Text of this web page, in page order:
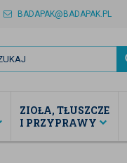
BADAPAK@BADAPAK.PL
ZIOŁA, TŁUSZCZE
I PRZYPRAWY